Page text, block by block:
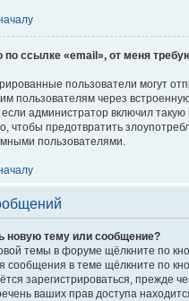
по ссылке «email», от меня
пользователи могут
пользователям через
администратор включил
чтобы предотвратить
пользователями.
новую тему или сообщение?
темы в форуме щёлкните по
сообщения в теме щёлкните по
зарегистрироваться, прежде
ваших прав доступа